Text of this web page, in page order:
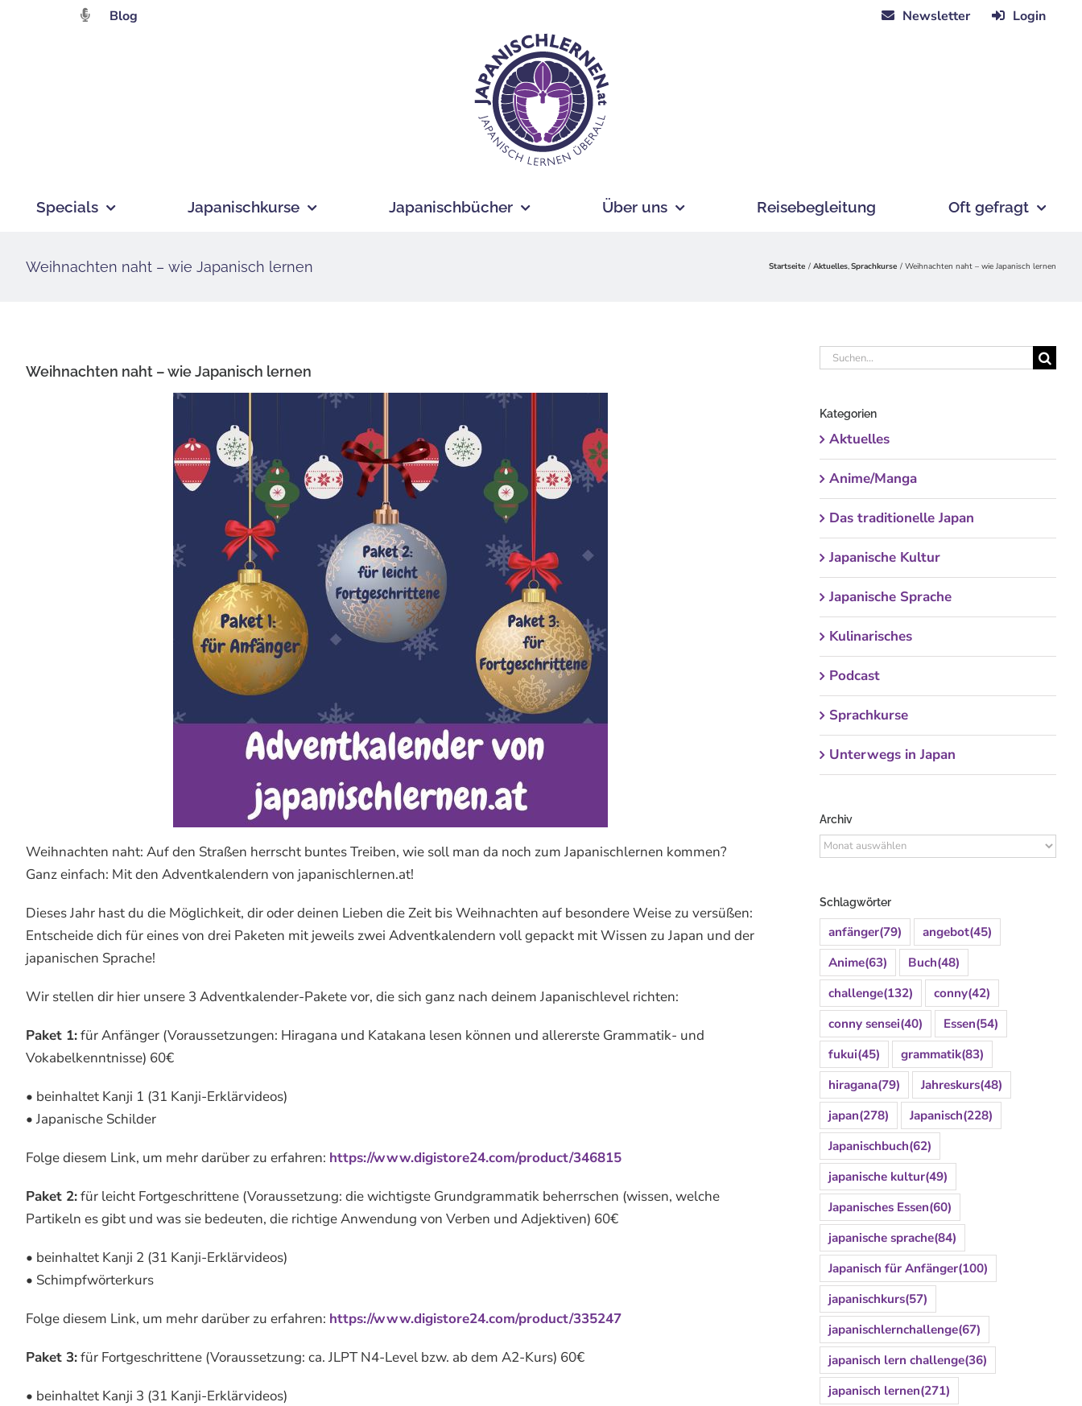
Blog Newsletter Login
Specials Japanischkurse Japanischbücher Über uns Reisebegleitung Oft gefragt
Weihnachten naht – wie Japanisch lernen Startseite Aktuelles Sprachkurse Weihnachten naht – wie Japanisch lernen
Weihnachten naht – wie Japanisch lernen
Weihnachten naht: Auf den Straßen herrscht buntes Treiben, wie soll man da noch zum Japanischlernen kommen?
Ganz einfach: Mit den Adventkalendern von japanischlernen.at!
Dieses Jahr hast du die Möglichkeit, dir oder deinen Lieben die Zeit bis Weihnachten auf besondere Weise zu versüßen:
Entscheide dich für eines von drei Paketen mit jeweils zwei Adventkalendern voll gepackt mit Wissen zu Japan und der
japanischen Sprache!
Wir stellen dir hier unsere 3 Adventkalender-Pakete vor, die sich ganz nach deinem Japanischlevel richten:
Paket 1:für Anfänger (Voraussetzungen: Hiragana und Katakana lesen können und allererste Grammatik- und
Vokabelkenntnisse) 60€
• beinhaltet Kanji 1 (31 Kanji-Erklärvideos)
• Japanische Schilder
Folge diesem Link, um mehr darüber zu erfahren: https://www.digistore24.com/product/346815
Paket 2:für leicht Fortgeschrittene (Voraussetzung: die wichtigste Grundgrammatik beherrschen (wissen, welche
Partikeln es gibt und was sie bedeuten, die richtige Anwendung von Verben und Adjektiven) 60€
• beinhaltet Kanji 2 (31 Kanji-Erklärvideos)
• Schimpfwörterkurs
Folge diesem Link, um mehr darüber zu erfahren: https://www.digistore24.com/product/335247
Paket 3:für Fortgeschrittene (Voraussetzung: ca. JLPT N4-Level bzw. ab dem A2-Kurs) 60€
• beinhaltet Kanji 3 (31 Kanji-Erklärvideos)
Suche
Kategorien
Aktuelles
Anime/Manga
Das traditionelle Japan
Japanische Kultur
Japanische Sprache
Kulinarisches
Podcast
Sprachkurse
Unterwegs in Japan
Archiv
Archiv
Schlagwörter
anfänger(79) angebot(45)
Anime(63) Buch(48)
challenge(132) conny(42)
conny sensei(40) Essen(54)
fukui(45) grammatik(83)
hiragana(79) Jahreskurs(48)
japan(278) Japanisch(228)
Japanischbuch(62)
japanische kultur(49)
Japanisches Essen(60)
japanische sprache(84)
Japanisch für Anfänger(100)
japanischkurs(57)
japanischlernchallenge(67)
japanisch lern challenge(36)
japanisch lernen(271)